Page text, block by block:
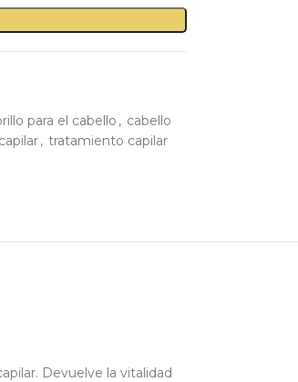
para el cabello , cabello
, tratamiento capilar
Devuelve la vitalidad